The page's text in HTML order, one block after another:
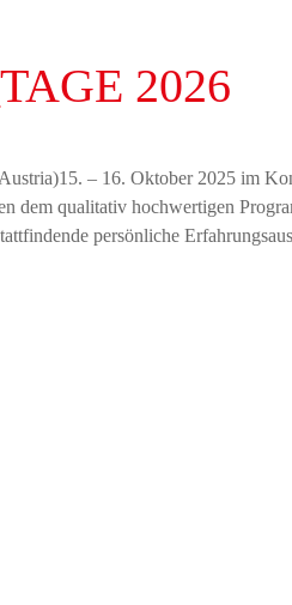
2026
– 16. Oktober 2025 im
dem quali­tativ hoch­wer­tigen
persön­liche